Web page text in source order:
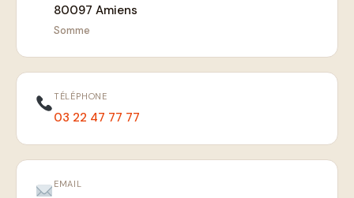
80097 Amiens
Somme
TÉLÉPHONE
03 22 47 77 77
EMAIL